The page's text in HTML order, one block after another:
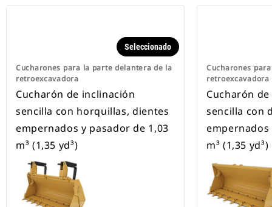
Cucharones para la parte delantera de la
retroexcavadora
Seleccionado
Cucharón de inclinación
sencilla con horquillas, dientes
empernados y pasador de 1,03
m³ (1,35 yd³)
Cucharones
retroexcavadora
Cucharón
sencilla con
empernados
m³ (1,35 yd³)